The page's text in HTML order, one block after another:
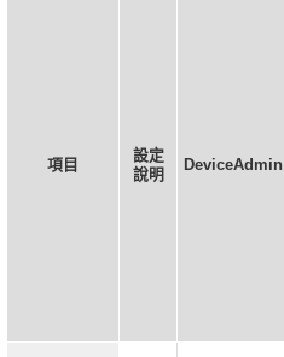
項目
設定
說明
DeviceAdmin